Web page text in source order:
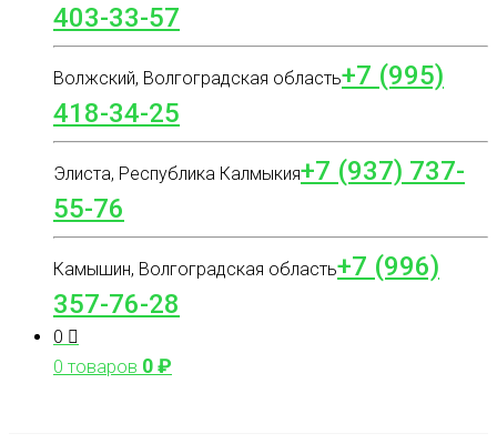
403-33-57
Волжский, Волгоградская область+7 (995)
418-34-25
Элиста, Республика Калмыкия+7 (937) 737-
55-76
Камышин, Волгоградская область+7 (996)
357-76-28
0
0 товаров 0₽